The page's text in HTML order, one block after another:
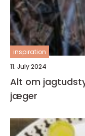
inspiration
11. July 2024
Alt om
jæger